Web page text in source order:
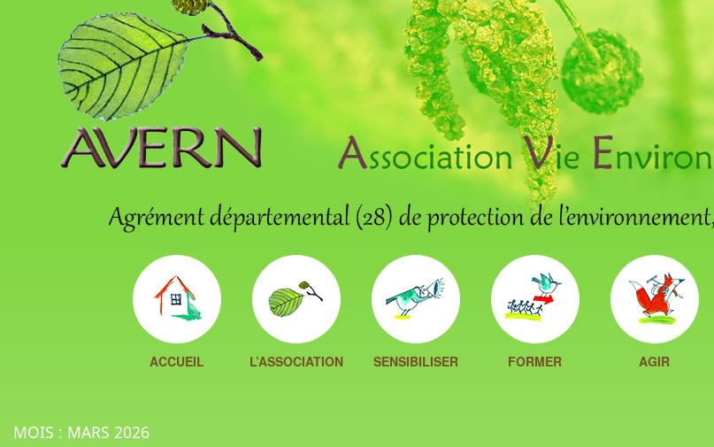
ACCUEIL L’ASSOCIATION SENSIBILISER FORMER AGIR
MOIS : MARS 2026